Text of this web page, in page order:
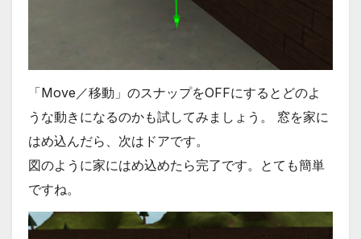
「Move／移動」のスナップをOFFにするとどのよ
うな動きになるのかも試してみましょう。 窓を家に
はめ込んだら、次はドアです。
図のように家にはめ込めたら完了です。とても簡単
ですね。